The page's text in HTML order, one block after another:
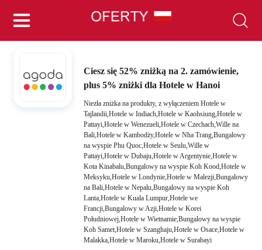
Ciesz się 52% zniżką na 2. zamówienie,
plus 5% zniżki dla Hotele w Hanoi
Niezła zniżka na produkty, z wyłączeniem Hotele w
Tajlandii,Hotele w Indiach,Hotele w Kaohsiung,Hotele w
Pattayi,Hotele w Wenezueli,Hotele w Czechach,Wille na
Bali,Hotele w Kambodży,Hotele w Nha Trang,Bungalowy
na wyspie Phu Quoc,Hotele w Seulu,Wille w
Pattayi,Hotele w Dubaju,Hotele w Argentynie,Hotele w
Kota Kinabalu,Bungalowy na wyspie Koh Kood,Hotele w
Meksyku,Hotele w Londynie,Hotele w Malezji,Bungalowy
na Bali,Hotele w Nepalu,Bungalowy na wyspie Koh
Lanta,Hotele w Kuala Lumpur,Hotele we
Francji,Bungalowy w Azji,Hotele w Korei
Południowej,Hotele w Wietnamie,Bungalowy na wyspie
Koh Samet,Hotele w Szanghaju,Hotele w Osace,Hotele w
Malakka,Hotele w Maroku,Hotele w Surabayi